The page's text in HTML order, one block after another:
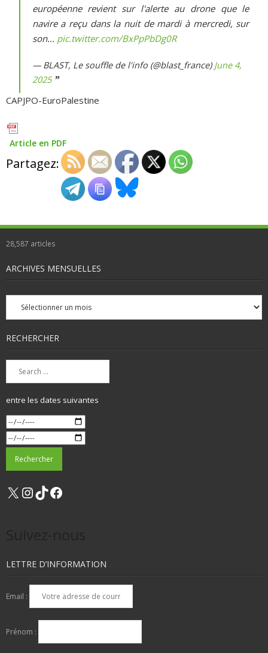
européenne revient sur l'alerte au drone que le
navire a reçu dans la nuit de mardi à mercredi, sur
son… pic.twitter.com/BxPpPbDg0R
— BLAST, Le souffle de l'info (@blast_france) June 4,
2025
CAPJPO-EuroPalestine
Article en PDF
Partagez:
28,587 articles
ARCHIVES MENSUELLES
Archives
mensuelles
RECHERCHER
entre les dates suivantes
X Instagram
TikTok
LETTRE D’INFORMATION
Email :
Prénom :